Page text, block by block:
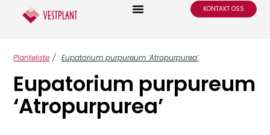
KONTAKT OSS
Planteliste / Eupatorium purpureum ‘Atropurpurea’
Eupatorium purpureum
‘Atropurpurea’